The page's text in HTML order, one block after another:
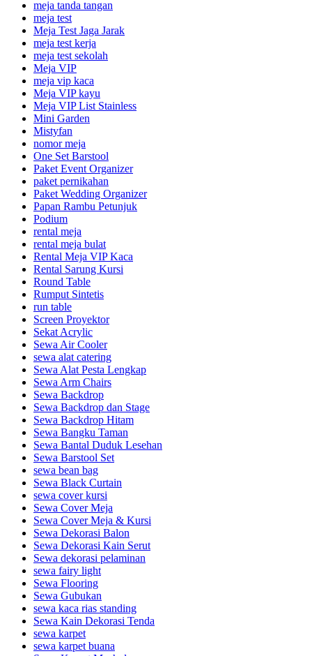
meja tanda tangan
meja test
Meja Test Jaga Jarak
meja test kerja
meja test sekolah
Meja VIP
meja vip kaca
Meja VIP kayu
Meja VIP List Stainless
Mini Garden
Mistyfan
nomor meja
One Set Barstool
Paket Event Organizer
paket pernikahan
Paket Wedding Organizer
Papan Rambu Petunjuk
Podium
rental meja
rental meja bulat
Rental Meja VIP Kaca
Rental Sarung Kursi
Round Table
Rumput Sintetis
run table
Screen Proyektor
Sekat Acrylic
Sewa Air Cooler
sewa alat catering
Sewa Alat Pesta Lengkap
Sewa Arm Chairs
Sewa Backdrop
Sewa Backdrop dan Stage
Sewa Backdrop Hitam
Sewa Bangku Taman
Sewa Bantal Duduk Lesehan
Sewa Barstool Set
sewa bean bag
Sewa Black Curtain
sewa cover kursi
Sewa Cover Meja
Sewa Cover Meja & Kursi
Sewa Dekorasi Balon
Sewa Dekorasi Kain Serut
Sewa dekorasi pelaminan
sewa fairy light
Sewa Flooring
Sewa Gubukan
sewa kaca rias standing
Sewa Kain Dekorasi Tenda
sewa karpet
sewa karpet buana